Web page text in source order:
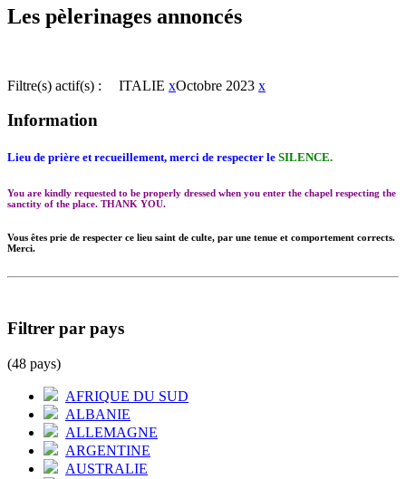
Les pèlerinages annoncés
Filtre(s) actif(s) : ITALIE xOctobre 2023 x
Information
Lieu de prière et recueillement, merci de respecter le SILENCE.
You are kindly requested to be properly dressed when you enter the chapel respecting the
sanctity of the place. THANK YOU.
Vous êtes prie de respecter ce lieu saint de culte, par une tenue et comportement corrects.
Merci.
Filtrer par pays
(48 pays)
AFRIQUE DU SUD
ALBANIE
ALLEMAGNE
ARGENTINE
AUSTRALIE